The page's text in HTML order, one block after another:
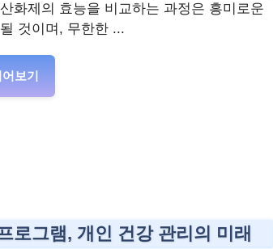
화제의 효능을 비교하는 과정은 흥미로운
것이며, 무한한 ...
보기
로그램, 개인 건강 관리의 미래